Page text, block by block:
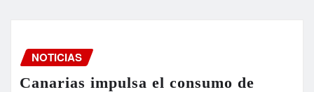
NOTICIAS
Canarias impulsa el consumo de